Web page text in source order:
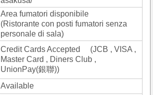
Area fumatori disponibile
(Ristorante con posti fumatori senza
personale di sala)
Credit Cards Accepted (JCB , VISA ,
Master Card , Diners Club ,
UnionPay(銀聯))
Available